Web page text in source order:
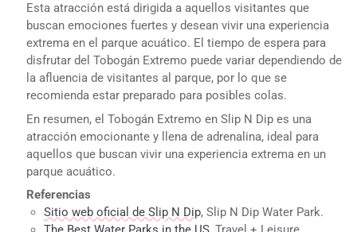
Esta atracción está dirigida a aquellos visitantes que
buscan emociones fuertes y desean vivir una experiencia
extrema en el parque acuático. El tiempo de espera para
disfrutar del Tobogán Extremo puede variar dependiendo de
la afluencia de visitantes al parque, por lo que se
recomienda estar preparado para posibles colas.
En resumen, el Tobogán Extremo en Slip N Dip es una
atracción emocionante y llena de adrenalina, ideal para
aquellos que buscan vivir una experiencia extrema en un
parque acuático.
Referencias
Sitio web oficial de Slip N Dip, Slip N Dip Water Park.